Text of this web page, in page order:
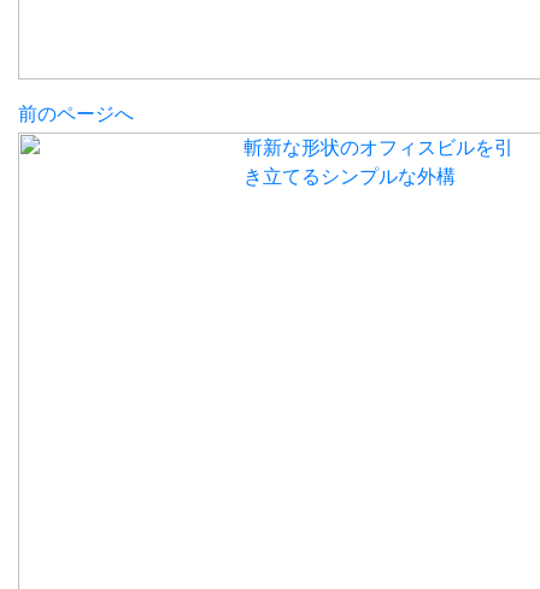
前のページへ
斬新な形状のオフィスビルを引
き立てるシンプルな外構